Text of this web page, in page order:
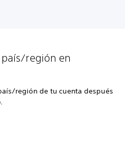
país/región en
región de tu cuenta después